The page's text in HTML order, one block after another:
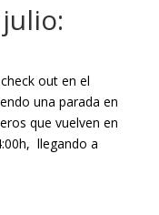
out en el
una parada en
que vuelven en
llegando a